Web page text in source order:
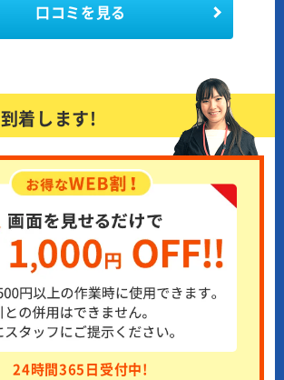
口コミを見る
到着します!
24時間365日受付中!